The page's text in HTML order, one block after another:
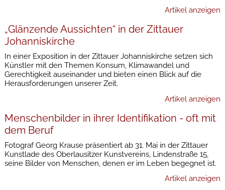
Artikel anzeigen
„Glänzende Aussichten“ in der Zittauer
Johanniskirche
In einer Exposition in der Zittauer Johanniskirche setzen sich
Künstler mit den Themen Konsum, Klimawandel und
Gerechtigkeit auseinander und bieten einen Blick auf die
Herausforderungen unserer Zeit.
Artikel anzeigen
Menschenbilder in ihrer Identifikation - oft mit
dem Beruf
Fotograf Georg Krause präsentiert ab 31. Mai in der Zittauer
Kunstlade des Oberlausitzer Kunstvereins, Lindenstraße 15,
seine Bilder von Menschen, denen er im Leben begegnet ist.
Artikel anzeigen